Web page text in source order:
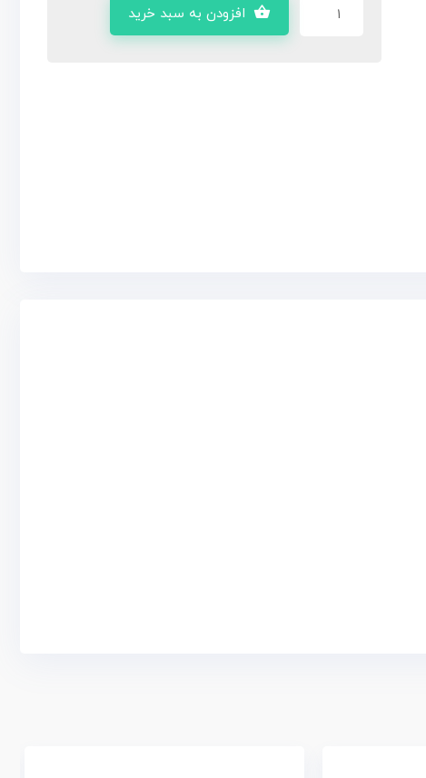
افزودن به سبد خرید